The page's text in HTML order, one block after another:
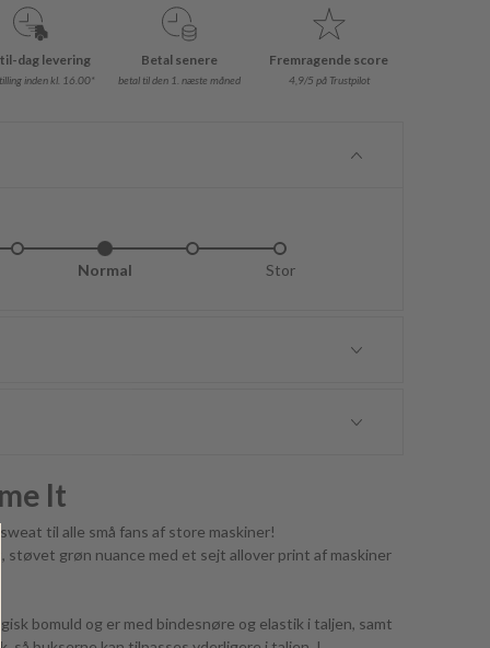
dag levering
inden kl. 16.00*
Betal senere
betal til den 1. næste måned
Fremragende score
4,9/5 på Trustpilot
Normal Stor
It
til alle små fans af store maskiner!
støvet grøn nuance med et sejt allover print af maskiner
bomuld og er med bindesnøre og elastik i taljen, samt